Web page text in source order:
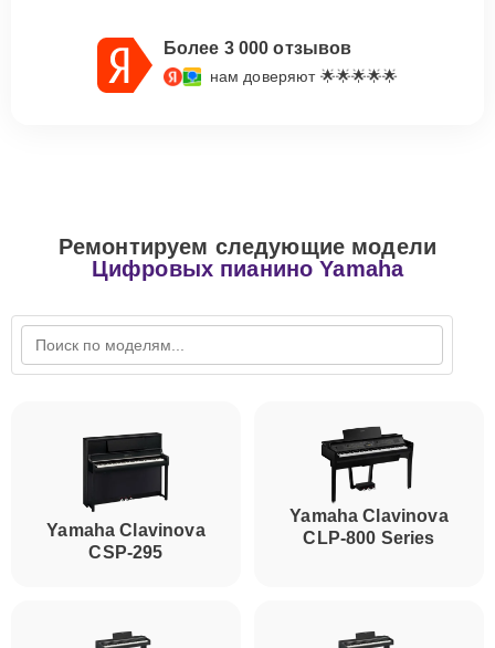
Более 3 000 отзывов
нам доверяют 🌟🌟🌟🌟🌟
Ремонтируем следующие модели
Цифровых пианино Yamaha
Yamaha Clavinova
CSP-295
Yamaha Clavinova
CLP-800 Series